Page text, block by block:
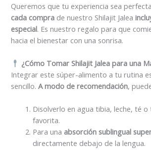
Queremos que tu experiencia sea
cada compra de nuestro Shilajit Jalea
especial. Es nuestro regalo para que
hacia el bienestar con una sonrisa.
¿Cómo Tomar Shilajit Jalea para una
Integrar este súper-alimento a tu rutina
sencillo.A modo de recomendación,
Disolverlo en agua tibia, leche, té o
favorita.
Para una absorción sublingual
directamente debajo de la lengua.